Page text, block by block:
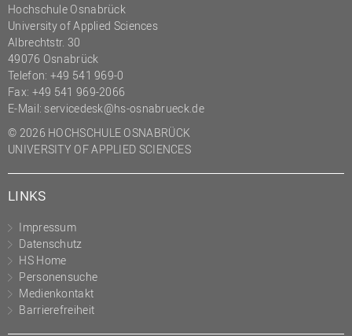
Hochschule Osnabrück
University of Applied Sciences
Albrechtstr. 30
49076 Osnabrück
Telefon: +49 541 969-0
Fax: +49 541 969-2066
E-Mail: servicedesk@hs-osnabrueck.de
© 2026 HOCHSCHULE OSNABRÜCK
UNIVERSITY OF APPLIED SCIENCES
LINKS
Impressum
Datenschutz
HS Home
Personensuche
Medienkontakt
Barrierefreiheit